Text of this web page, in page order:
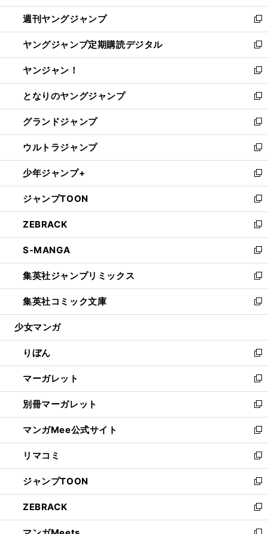
開
く
ウ
で
開
く
ン
ド
ウ
で
開
く
ウ
ィ
ン
ド
ウ
で
開
く
週刊ヤングジャンプ
新
し
い
ウ
ィ
ン
ド
ウ
で
開
く
ヤングジャンプ定期購読デジタル
新
し
い
ウ
ィ
ン
ド
ウ
で
開
く
ヤンジャン！
新
し
い
ウ
ィ
ン
ド
ウ
で
開
く
となりのヤングジャンプ
新
し
い
ウ
ィ
ン
ド
ウ
で
開
く
グランドジャンプ
新
し
い
ウ
ィ
ン
ド
ウ
で
開
く
ウルトラジャンプ
新
し
い
ウ
ィ
ン
ド
ウ
で
開
く
少年ジャンプ+
新
し
い
ウ
ィ
ン
ド
ウ
で
開
く
ジャンプTOON
新
し
い
ウ
ィ
ン
ド
ウ
で
開
ZEBRACK
新
し
い
ウ
ィ
ン
ド
ウ
開
く
S-MANGA
新
し
い
ウ
ィ
ン
ウ
で
開
く
集英社ジャンプリミックス
新
し
い
ウ
ン
ド
ウ
で
開
く
集英社コミック文庫
新
し
ウ
ィ
ン
ド
ウ
で
開
く
少女マンガ
りぼん
新
し
い
ウ
ィ
ン
ド
ウ
で
開
く
マーガレット
新
し
い
ウ
ィ
ン
ド
ウ
で
開
く
別冊マーガレット
新
し
い
ウ
ィ
ン
ド
ウ
で
開
マンガMee公式サイト
新
し
い
ウ
ィ
ン
ド
ウ
リマコミ
新
し
い
ウ
ィ
ン
ジャンプTOON
新
し
い
ウ
ZEBRACK
新
し